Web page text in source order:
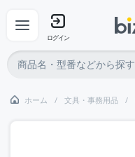
ログイン
ホーム 文具・事務用品